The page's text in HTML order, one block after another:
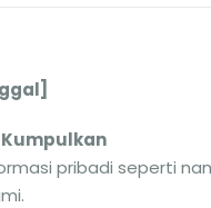
Kumpulkan
pribadi seperti